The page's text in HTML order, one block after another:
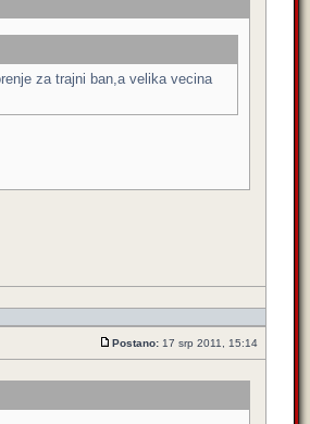
za trajni ban,a velika vecina
Postano: 17 srp 2011, 15:14